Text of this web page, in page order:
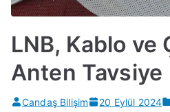
LNB, Kablo ve
Anten Tavsiye
Candaş Bilişim 20 Eylül 2024